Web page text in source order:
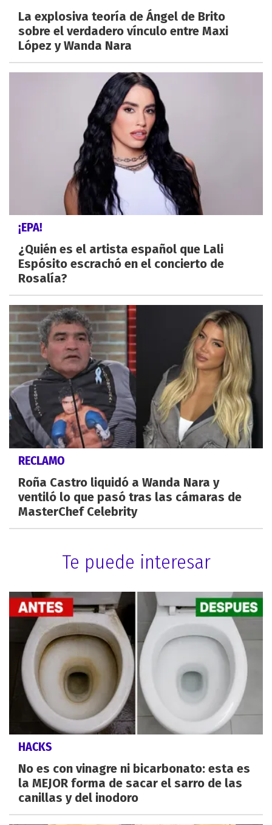
La explosiva teoría de Ángel de Brito
sobre el verdadero vínculo entre Maxi
López y Wanda Nara
¡EPA!
¿Quién es el artista español que Lali
Espósito escrachó en el concierto de
Rosalía?
RECLAMO
Roña Castro liquidó a Wanda Nara y
ventiló lo que pasó tras las cámaras de
MasterChef Celebrity
Te puede interesar
HACKS
No es con vinagre ni bicarbonato: esta es
la MEJOR forma de sacar el sarro de las
canillas y del inodoro